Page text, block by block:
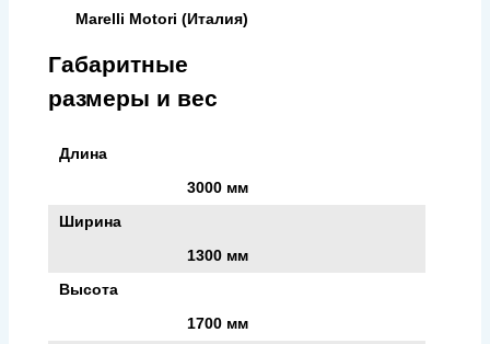
Marelli Motori (Италия)
Габаритные
размеры и вес
Длина
3000 мм
Ширина
1300 мм
Высота
1700 мм